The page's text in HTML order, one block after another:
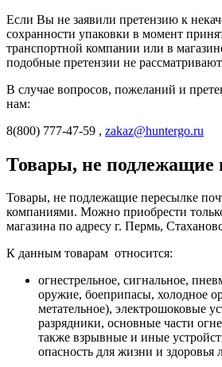
Если Вы не заявили претензию к
сохранности упаковки в момент
транспортной компании или в
подобные претензии не
В случае вопросов, пожеланий и
нам:
8(800) 777-47-59 , zakaz@huntergo.ru
Товары, не подлежащие
Товары, не подлежащие пересылке
компаниями. Можно приобрести
магазина по адресу г. Пермь,
К данным товарам относится:
огнестрельное, сигнальное,
оружие, боеприпасы, холодное
метательное), электрошоковые
разрядники, основные части
также взрывные и иные
опасность для жизни и здоровья